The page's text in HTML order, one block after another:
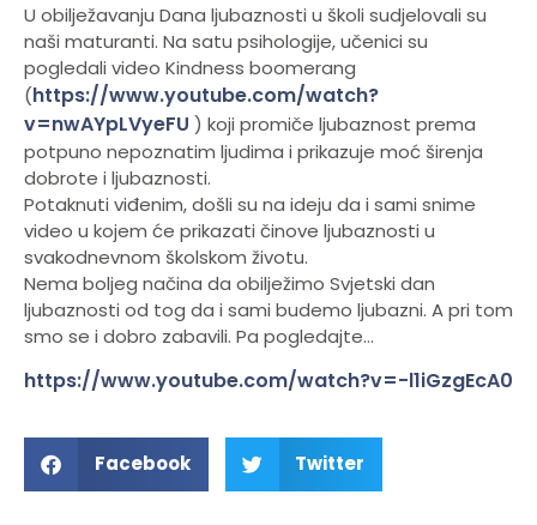
U obilježavanju Dana ljubaznosti u školi sudjelovali su
naši maturanti. Na satu psihologije, učenici su
pogledali video Kindness boomerang
(https://www.youtube.com/watch?
v=nwAYpLVyeFU ) koji promiče ljubaznost prema
potpuno nepoznatim ljudima i prikazuje moć širenja
dobrote i ljubaznosti.
Potaknuti viđenim, došli su na ideju da i sami snime
video u kojem će prikazati činove ljubaznosti u
svakodnevnom školskom životu.
Nema boljeg načina da obilježimo Svjetski dan
ljubaznosti od tog da i sami budemo ljubazni. A pri tom
smo se i dobro zabavili. Pa pogledajte…
https://www.youtube.com/watch?v=-l1iGzgEcA0
Facebook Twitter